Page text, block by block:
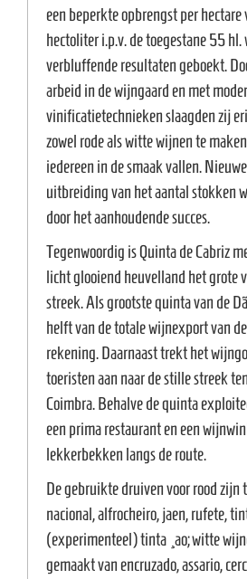
een beperkte opbrengst per hectare
hectoliter i.p.v. de toegestane 55 hl.
verbluffende resultaten geboekt.
arbeid in de wijngaard en met
vinificatietechnieken slaagden zij
zowel rode als witte wijnen te
iedereen in de smaak vallen.
uitbreiding van het aantal stokken
door het aanhoudende succes.
Tegenwoordig is Quinta de Cabriz
licht glooiend heuvelland het grote
streek. Als grootste quinta van de
helft van de totale wijnexport van
rekening. Daarnaast trekt het
toeristen aan naar de stille streek
Coimbra. Behalve de quinta
een prima restaurant en een
lekkerbekken langs de route.
De gebruikte druiven voor rood zijn
nacional, alfrocheiro, jaen, rufete,
(experimenteel) tinta çao; witte
gemaakt van encruzado, assario,